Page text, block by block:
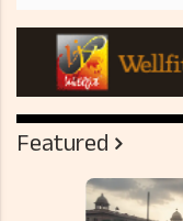
Featured